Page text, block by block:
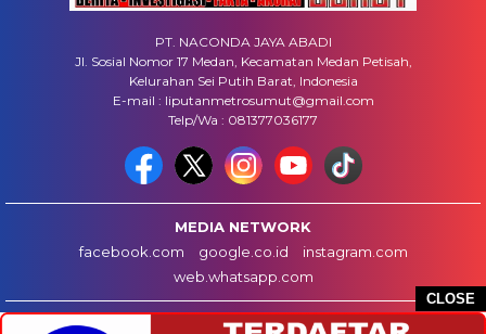
CLOSE
PT. NACONDA JAYA ABADI
Jl. Sosial Nomor 17 Medan, Kecamatan Medan Petisah,
Kelurahan Sei Putih Barat, Indonesia
E-mail : liputanmetrosumut@gmail.com
Telp/Wa : 081377036177
MEDIA NETWORK
facebook.com
google.co.id
instagram.com
web.whatsapp.com
HOME INFO IKLAN DISCLAIMER